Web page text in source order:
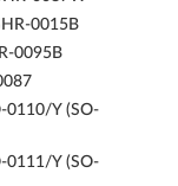
0015B
0095B
0110/Y (SO-
0111/Y (SO-